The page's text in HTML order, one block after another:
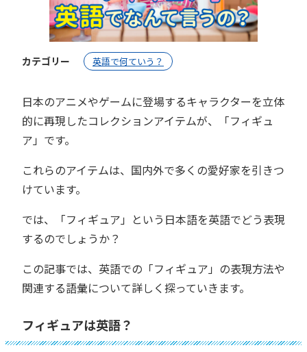
カテゴリー 英語で何ていう？
日本のアニメやゲームに登場するキャラクターを立体
的に再現したコレクションアイテムが、「フィギュ
ア」です。
これらのアイテムは、国内外で多くの愛好家を引きつ
けています。
では、「フィギュア」という日本語を英語でどう表現
するのでしょうか？
この記事では、英語での「フィギュア」の表現方法や
関連する語彙について詳しく探っていきます。
フィギュアは英語？